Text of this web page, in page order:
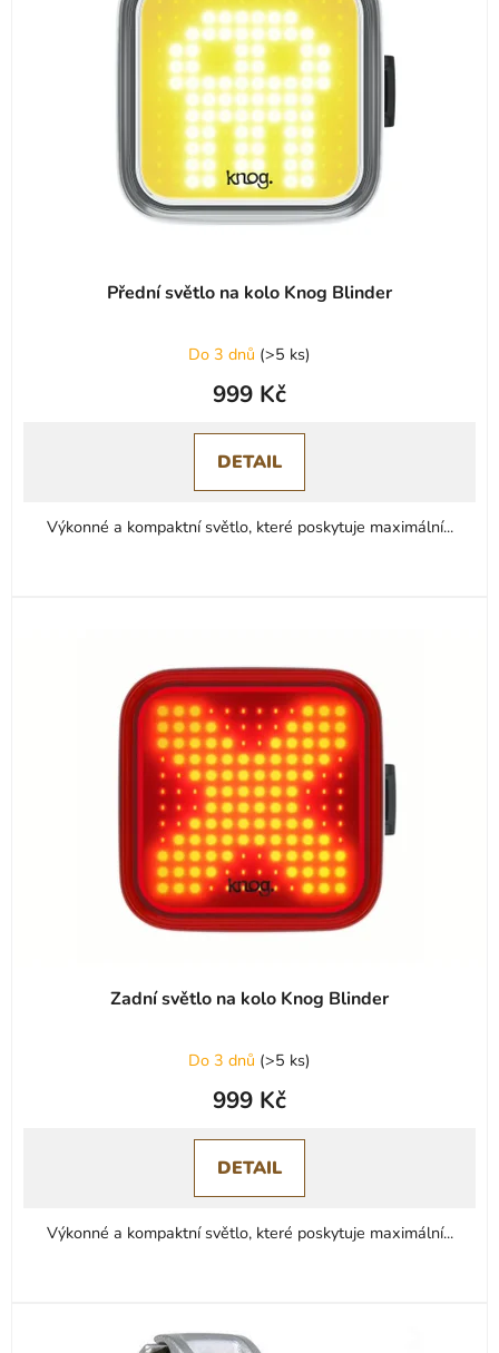
Přední světlo na kolo Knog Blinder
Do 3 dnů (>5 ks)
999 Kč
DETAIL
Výkonné a kompaktní světlo, které poskytuje maximální...
Zadní světlo na kolo Knog Blinder
Do 3 dnů (>5 ks)
999 Kč
DETAIL
Výkonné a kompaktní světlo, které poskytuje maximální...